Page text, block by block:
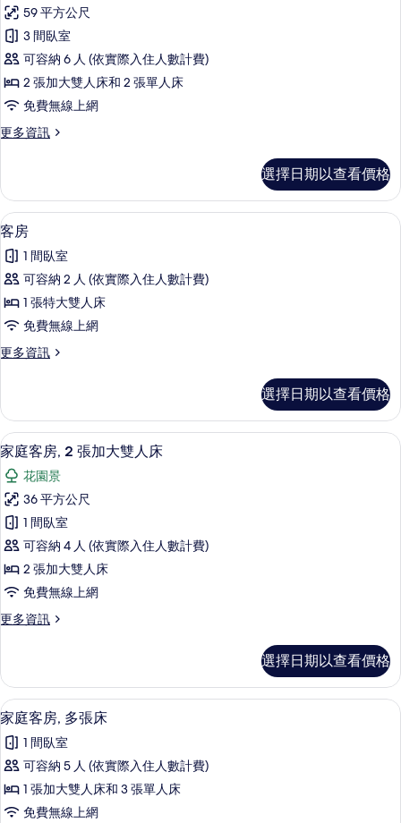
的
所
有
相
片
灘
景
觀,
海
濱
的
詳
屋,
3
間
臥
室,
海
的
所
有
相
片
59 平方公尺
3 間臥室
可容納 6 人 (依實際入住人數計費)
2 張加大雙人床和 2 張單人床
免費無線上網
更多資訊
更
3
間
臥
海
濱
詳
情
選擇日期以查看價格
顯
示
客
房
的
有
片
客房 | 筆電工作空間、隔音、熨斗/熨
12
客房
1 間臥室
可容納 2 人 (依實際入住人數計費)
1 張特大雙人床
免費無線上網
更多資訊
更
的
詳
情
選擇日期以查看價格
顯
示
家
庭
客
房,
2
張
加
雙
人
床
的
所
有
相
家庭客房, 2 張加大雙人床 | 筆電工作
15
家庭客房, 2 張加大雙人床
花園景
36 平方公尺
1 間臥室
可容納 4 人 (依實際入住人數計費)
2 張加大雙人床
免費無線上網
更多資訊
更
客
房,
2
張
加
大
人
床
選擇日期以查看價格
顯
示
家
庭
客
家庭客房, 多張床 | 筆電工作空間、隔
1
家庭客房, 多張床
1 間臥室
可容納 5 人 (依實際入住人數計費)
1 張加大雙人床和 3 張單人床
免費無線上網